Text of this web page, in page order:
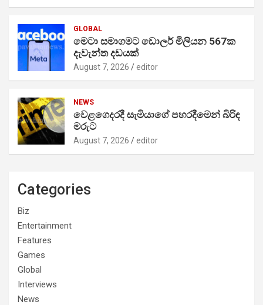
GLOBAL
මෙටා සමාගමට ඩොලර් මිලියන 567ක
දැවැන්ත දඩයක්
August 7, 2026 editor
NEWS
වෙළගෙදරදී සැමියාගේ පහරදීමෙන් බිරිඳ
මරුට
August 7, 2026 editor
Categories
Biz
Entertainment
Features
Games
Global
Interviews
News